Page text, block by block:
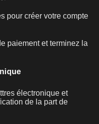
pour créer votre compte
paiement et terminez la
électronique et
de la part de